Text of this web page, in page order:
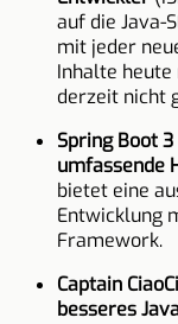
auf die Java-
mit jeder
Inhalte
derzeit nicht
Spring Boot
umfassende
bietet eine
Entwicklung
Framework.
Captain
besseres